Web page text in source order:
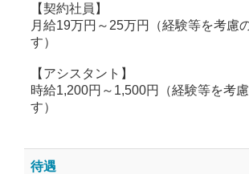
【契約社員】
月給19万円～25万円（経験等を考慮
す）
【アシスタント】
時給1,200円～1,500円（経験等を考
す）
待遇